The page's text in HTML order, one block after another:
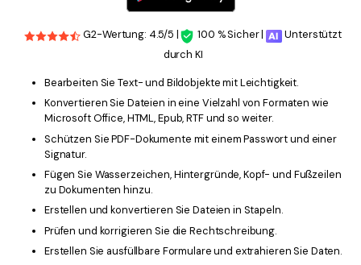
G2-Wertung: 4.5/5 | 100 % Sicher |
Unterstützt
durch KI
Bearbeiten Sie Text- und Bildobjekte mit Leichtigkeit.
Konvertieren Sie Dateien in eine Vielzahl von Formaten wie
Microsoft Office, HTML, Epub, RTF und so weiter.
Schützen Sie PDF-Dokumente mit einem Passwort und einer
Signatur.
Fügen Sie Wasserzeichen, Hintergründe, Kopf- und Fußzeilen
zu Dokumenten hinzu.
Erstellen und konvertieren Sie Dateien in Stapeln.
Prüfen und korrigieren Sie die Rechtschreibung.
Erstellen Sie ausfüllbare Formulare und extrahieren Sie Daten.